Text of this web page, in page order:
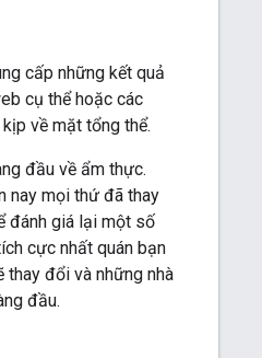
cấp những kết quả
cụ thể hoặc các
về mặt tổng thể.
đầu về ẩm thực.
nay mọi thứ đã thay
đánh giá lại một số
cực nhất quán bạn
thay đổi và những nhà
đầu.